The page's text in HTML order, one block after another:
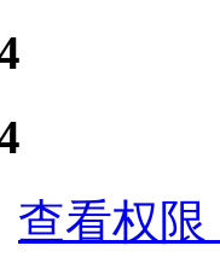
查看权限